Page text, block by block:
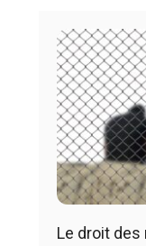
Le droit des